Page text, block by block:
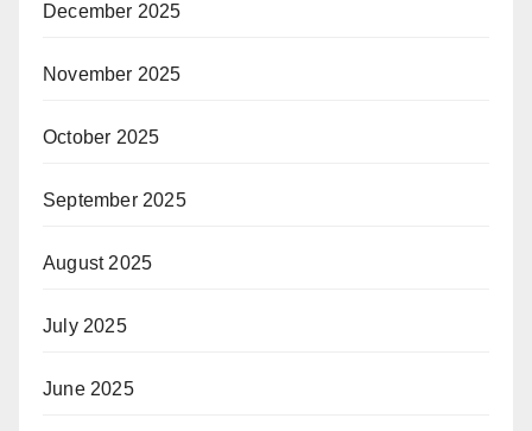
December 2025
November 2025
October 2025
September 2025
August 2025
July 2025
June 2025